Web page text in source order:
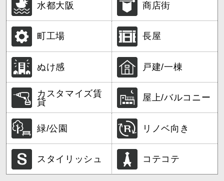
水都大阪 商店街
町工場 長屋
ぬけ感 戸建/一棟
カスタマイズ賃
貸
屋上/バルコニー
緑/公園 リノベ向き
スタイリッシュ コテコテ